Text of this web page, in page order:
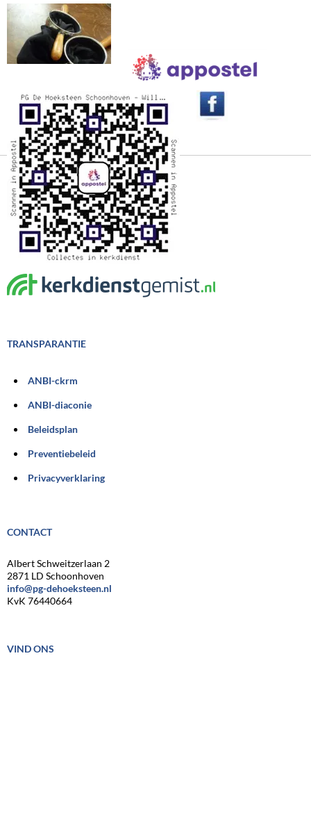
TRANSPARANTIE
ANBI-ckrm
ANBI-diaconie
Beleidsplan
Preventiebeleid
Privacyverklaring
CONTACT
Albert Schweitzerlaan 2
2871 LD Schoonhoven
info@pg-dehoeksteen.nl
KvK 76440664
VIND ONS